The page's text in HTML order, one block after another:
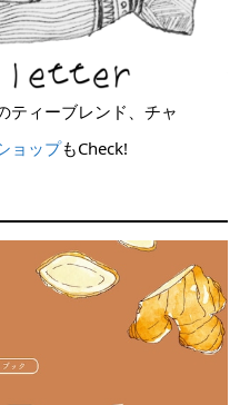
ティーブレンド、チャ
ョップもCheck!